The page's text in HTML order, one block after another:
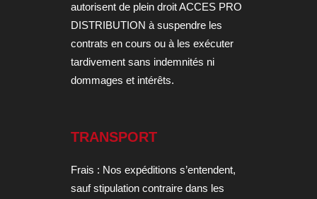
autorisent de plein droit ACCES PRO
DISTRIBUTION à suspendre les
contrats en cours ou à les exécuter
tardivement sans indemnités ni
dommages et intérêts.
TRANSPORT
Frais : Nos expéditions s’entendent,
sauf stipulation contraire dans les